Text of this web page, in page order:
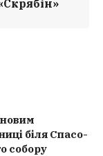
біля Спасо-
собору